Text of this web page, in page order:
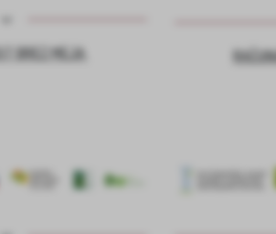
BREZ MEJA